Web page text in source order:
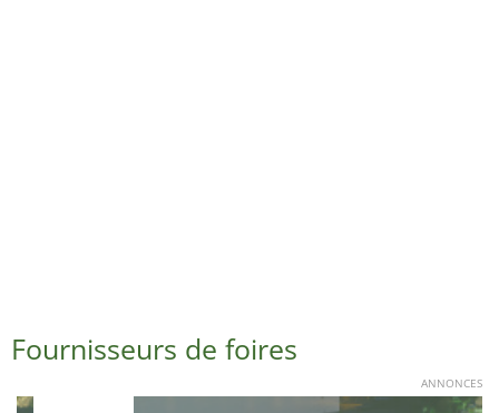
Fournisseurs de foires
ANNONCES